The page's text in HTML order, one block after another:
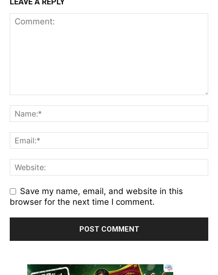
Save my name, email, and website in this
browser for the next time I comment.